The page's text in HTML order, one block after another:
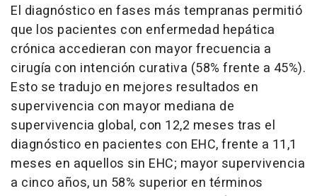
El diagnóstico en fases más tempranas permitió
que los pacientes con enfermedad hepática
crónica accedieran con mayor frecuencia a
cirugía con intención curativa (58% frente a 45%).
Esto se tradujo en mejores resultados en
supervivencia con mayor mediana de
supervivencia global, con 12,2 meses tras el
diagnóstico en pacientes con EHC, frente a 11,1
meses en aquellos sin EHC; mayor supervivencia
a cinco años, un 58% superior en términos